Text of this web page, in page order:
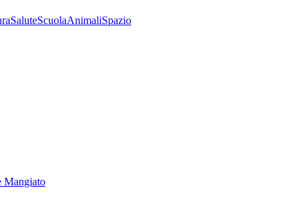
SaluteScuolaAnimaliSpazio
Mangiato